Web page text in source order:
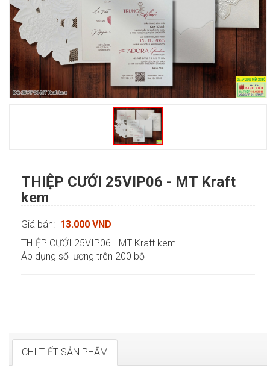
THIỆP CƯỚI 25VIP06 - MT Kraft
kem
Giá bán: 13.000 VND
THIỆP CƯỚI 25VIP06 - MT Kraft kem
Áp dụng số lượng trên 200 bộ
CHI TIẾT SẢN PHẨM